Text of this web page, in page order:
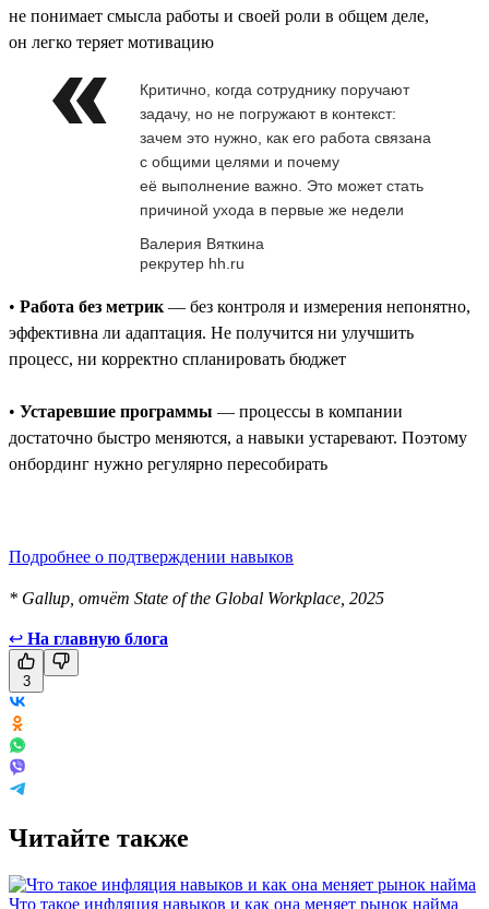
не понимает смысла работы и своей роли в общем деле,
он легко теряет мотивацию
Критично, когда сотруднику поручают
задачу, но не погружают в контекст:
зачем это нужно, как его работа связана
с общими целями и почему
её выполнение важно. Это может стать
причиной ухода в первые же недели
Валерия Вяткина
рекрутер hh.ru
• Работа без метрик — без контроля и измерения непонятно,
эффективна ли адаптация. Не получится ни улучшить
процесс, ни корректно спланировать бюджет
• Устаревшие программы — процессы в компании
достаточно быстро меняются, а навыки устаревают. Поэтому
онбординг нужно регулярно пересобирать
Подробнее о подтверждении навыков
* Gallup, отчёт State of the Global Workplace, 2025
↩ На главную блога
3
Читайте также
Что такое инфляция навыков и как она меняет рынок найма